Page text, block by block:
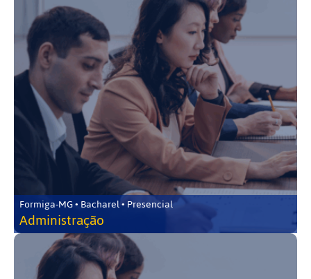
Formiga-MG • Bacharel • Presencial
Administração